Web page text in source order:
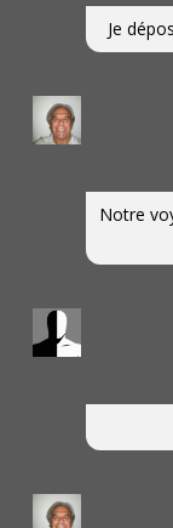
Je
Notre